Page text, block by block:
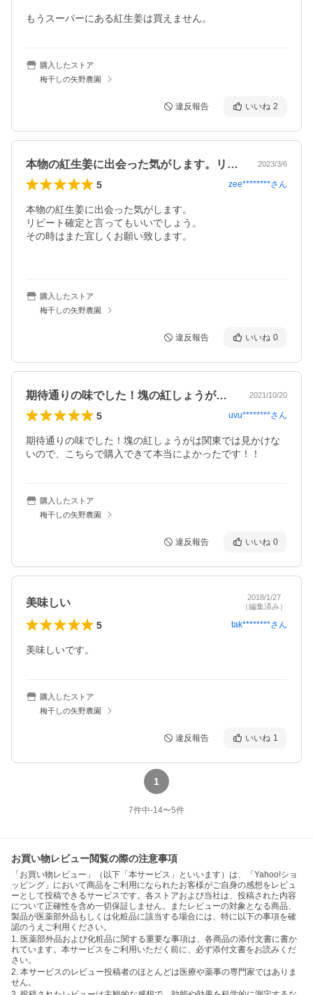
もうスーパーにある紅生姜は買えません。
購入したストア
梅干しの矢野農園
違反報告 いいね 2
本物の紅生姜に出会った気がします。リピ… 2023/3/6
5 zee********さん
本物の紅生姜に出会った気がします。
リピート確定と言ってもいいでしょう。
その時はまた宜しくお願い致します。
購入したストア
梅干しの矢野農園
違反報告 いいね 0
期待通りの味でした！塊の紅しょうがは関… 2021/10/20
5 uvu********さん
期待通りの味でした！塊の紅しょうがは関東では見かけな
いので、こちらで購入できて本当によかったです！！
購入したストア
梅干しの矢野農園
違反報告 いいね 0
美味しい
2018/1/27
（編集済み）
5 tak********さん
美味しいです。
購入したストア
梅干しの矢野農園
違反報告 いいね 1
1
7件中-14〜5件
お買い物レビュー閲覧の際の注意事項
「お買い物レビュー」（以下「本サービス」といいます）は、「Yahoo!ショ
ッピング」において商品をご利用になられたお客様がご自身の感想をレビュ
ーとして投稿できるサービスです。各ストアおよび当社は、投稿された内容
について正確性を含め一切保証しません。またレビューの対象となる商品、
製品が医薬部外品もしくは化粧品に該当する場合には、特に以下の事項を確
認のうえご利用ください。
1. 医薬部外品および化粧品に関する重要な事項は、各商品の添付文書に書か
れています。本サービスをご利用いただく前に、必ず添付文書をお読みくだ
さい。
2. 本サービスのレビュー投稿者のほとんどは医療や薬事の専門家ではありま
せん。